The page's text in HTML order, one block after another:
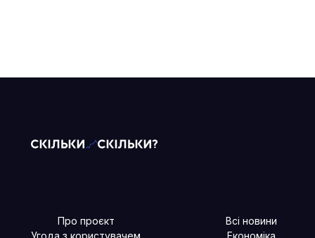
Про проєкт
Угода з користувачем
Всі новини
Економіка